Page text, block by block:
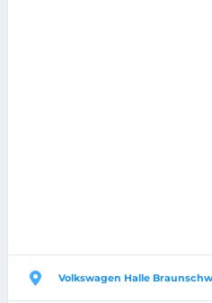
Volkswagen Halle